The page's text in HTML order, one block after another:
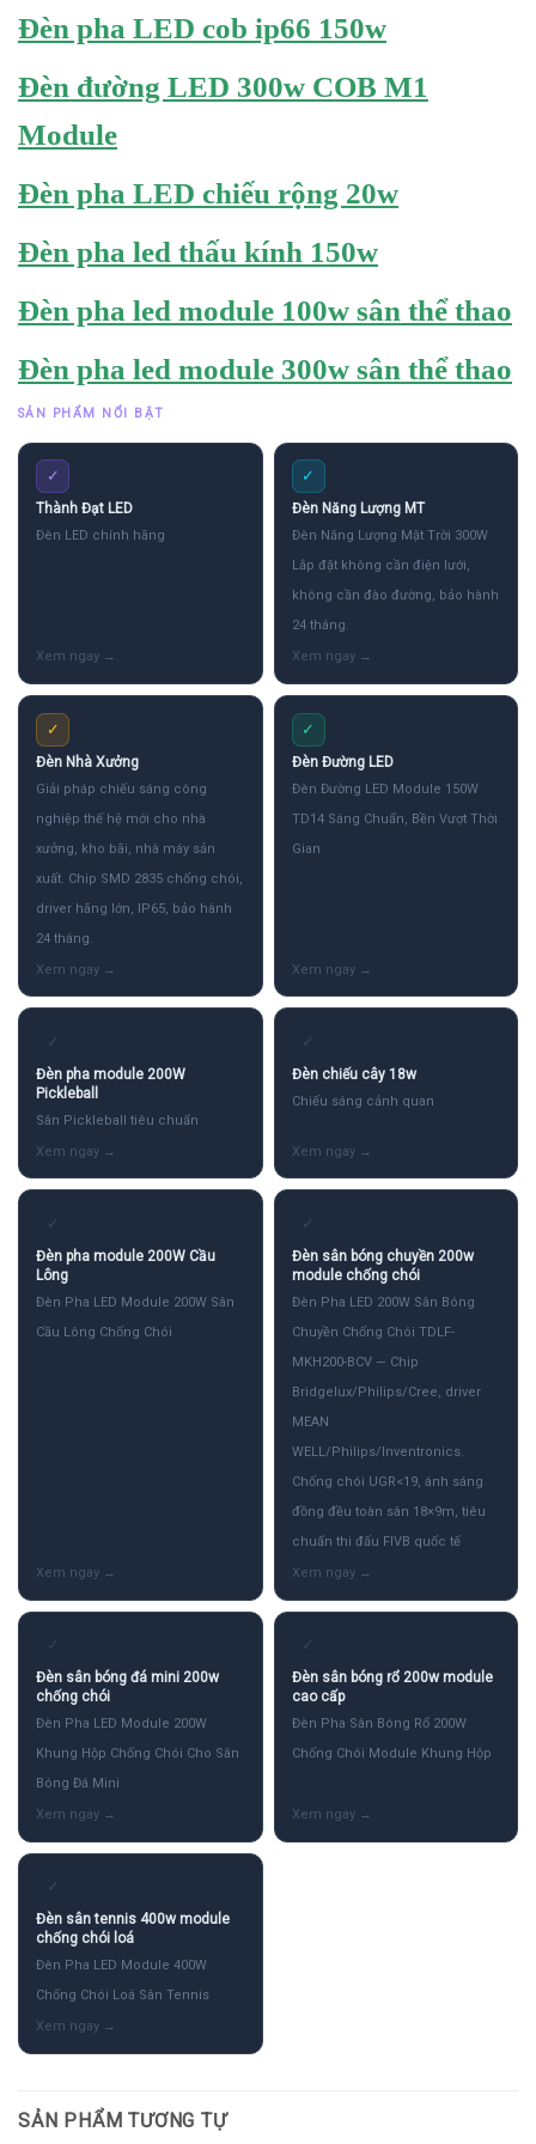
Đèn pha LED cob ip66 150w
Đèn đường LED 300w COB M1
Module
Đèn pha LED chiếu rộng 20w
Đèn pha led thấu kính 150w
Đèn pha led module 100w sân thể thao
Đèn pha led module 300w sân thể thao
SẢN PHẨM NỔI BẬT
✓
Thành Đạt LED
Đèn LED chính hãng
✓
Đèn Năng Lượng MT
Đèn Năng Lượng Mặt Trời 300W
Lắp đặt không cần điện lưới,
không cần đào đường, bảo hành
24 tháng.
✓
Đèn Nhà Xưởng
Giải pháp chiếu sáng công
nghiệp thế hệ mới cho nhà
xưởng, kho bãi, nhà máy sản
xuất. Chip SMD 2835 chống chói,
driver hãng lớn, IP65, bảo hành
24 tháng.
✓
Đèn Đường LED
Đèn Đường LED Module 150W
TD14 Sáng Chuẩn, Bền Vượt Thời
Gian
✓
Đèn pha module 200W
Pickleball
Sân Pickleball tiêu chuẩn
✓
Đèn chiếu cây 18w
Chiếu sáng cảnh quan
✓
Đèn pha module 200W Cầu
Lông
Đèn Pha LED Module 200W Sân
Cầu Lông Chống Chói
✓
Đèn sân bóng chuyền 200w
module chống chói
Đèn Pha LED 200W Sân Bóng
Chuyền Chống Chói TDLF-
MKH200-BCV — Chip
Bridgelux/Philips/Cree, driver
MEAN
WELL/Philips/Inventronics.
Chống chói UGR<19, ánh sáng
đồng đều toàn sân 18×9m, tiêu
chuẩn thi đấu FIVB quốc tế
✓
Đèn sân bóng đá mini 200w
chống chói
Đèn Pha LED Module 200W
Khung Hộp Chống Chói Cho Sân
Bóng Đá Mini
✓
Đèn sân bóng rổ 200w module
cao cấp
Đèn Pha Sân Bóng Rổ 200W
Chống Chói Module Khung Hộp
✓
Đèn sân tennis 400w module
chống chói loá
Đèn Pha LED Module 400W
Chống Chói Loá Sân Tennis
SẢN PHẨM TƯƠNG TỰ